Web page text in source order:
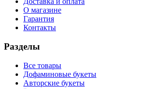
О магазине
Гарантия
Контакты
Разделы
Все товары
Дофаминовые букеты
Авторские букеты